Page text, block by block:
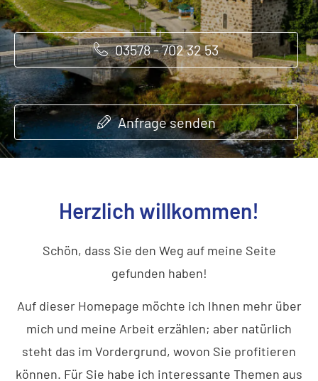
03578 - 702 32 53
Anfrage senden
03578 - 702 32 53
Anfrage senden
03578 - 702 32 53
Anfrage senden
Herzlich willkommen!
Schön, dass Sie den Weg auf meine Seite
gefunden haben!
Auf dieser Homepage möchte ich Ihnen mehr über
mich und meine Arbeit erzählen; aber natürlich
steht das im Vordergrund, wovon Sie profitieren
können. Für Sie habe ich interessante Themen aus